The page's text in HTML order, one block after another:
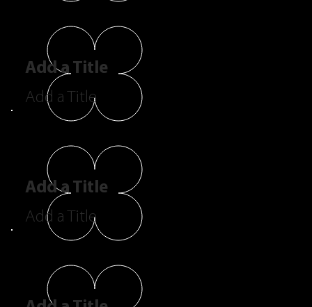
Add a Title
Add a Title
Add a Title
Add a Title